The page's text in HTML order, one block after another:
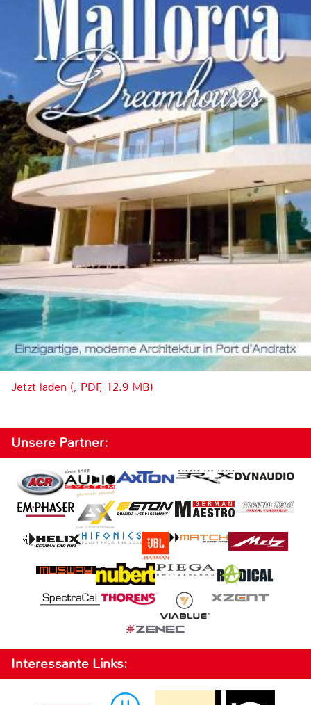
Jetzt laden (, PDF, 12.9 MB)
Unsere Partner:
Interessante Links: